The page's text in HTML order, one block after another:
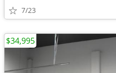
7/23
$34,995